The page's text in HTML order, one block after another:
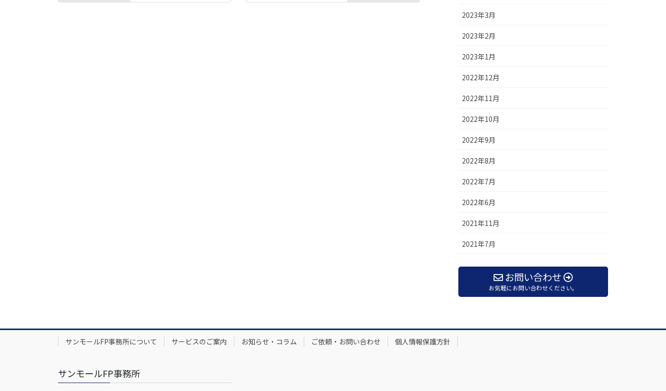
2023年3月
2023年2月
2023年1月
2022年12月
2022年11月
2022年10月
2022年9月
2022年8月
2022年7月
2022年6月
2021年11月
2021年7月
お問い合わせ
お気軽にお問い合わせください。
サンモールFP事務所について サービスのご案内 お知らせ・コラム ご依頼・お問い合わせ 個人情報保護方針
サンモールFP事務所